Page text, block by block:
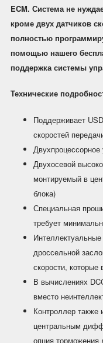
ECM. Система не
кроме двух датчиков
полностью
помощью нашего
поддержка системы
Технические
Поддерживает
скоростей
Двухосевой
монтируемый в
блока)
Специальная
требует
дроссельной
скорости,
В вычислениях
вместо
Контроллер также
центральным
опция торможения